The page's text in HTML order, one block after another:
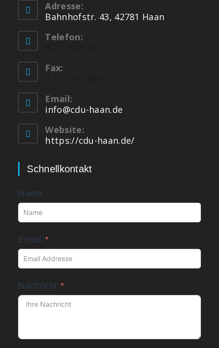
Adresse:
Bahnhofstr. 43, 42781 Haan
Telefon:
Fax:
Email:
info@cdu-haan.de
Website:
https://cdu-haan.de/
Schnellkontakt
Name
Email
Nachricht